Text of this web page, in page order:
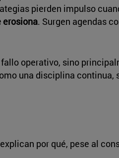
pierden impulso
erosiona. Surgen agendas
operativo, sino
una disciplina
por qué, pese al